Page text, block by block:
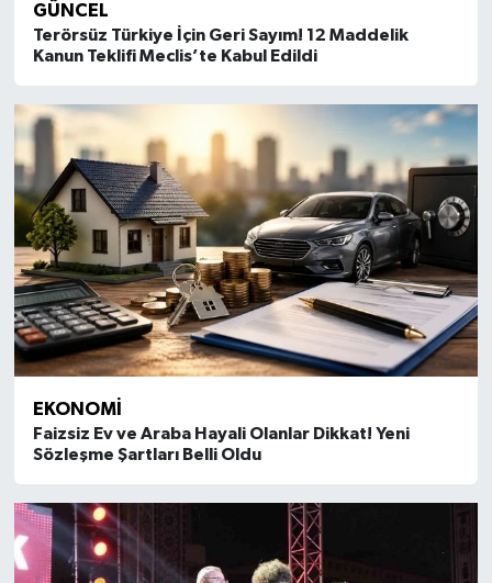
GÜNCEL
Terörsüz Türkiye İçin Geri Sayım! 12 Maddelik
Kanun Teklifi Meclis’te Kabul Edildi
EKONOMI
Faizsiz Ev ve Araba Hayali Olanlar Dikkat! Yeni
Sözleşme Şartları Belli Oldu